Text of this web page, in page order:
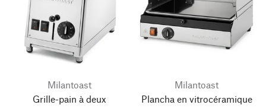
Milantoast
Grille-pain à deux
Milantoast
Plancha en vitrocéramique